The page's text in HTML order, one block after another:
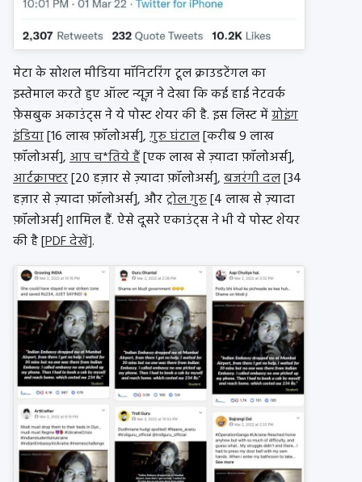
मेटा के सोशल मीडिया मॉनिटरिंग टूल क्राउडटेंगल का
इस्तेमाल करते हुए ऑल्ट न्यूज़ ने देखा कि कई हाई नेटवर्क
फ़ेसबुक अकाउंट्स ने ये पोस्ट शेयर की है. इस लिस्ट मेंग्रोइंग
इंडिया[16 लाख फ़ॉलोअर्स],गुरु घंटाल[करीब 9 लाख
फ़ॉलोअर्स],आप च*तिये हैं[एक लाख से ज़्यादा फ़ॉलोअर्स],
आर्टक्राफ्टर[20 हज़ार से ज़्यादा फ़ॉलोअर्स],बजरंगी दल[34
हज़ार से ज़्यादा फ़ॉलोअर्स], औरट्रोल गुरु[4 लाख से ज़्यादा
फ़ॉलोअर्स] शामिल हैं. ऐसे दूसरे एकाउंट्स ने भी ये पोस्ट शेयर
की है [PDF देखें].